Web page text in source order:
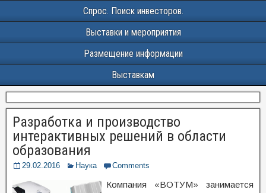
Спрос. Поиск инвесторов.
Выставки и мероприятия
Размещение информации
Выставкам
Разработка и производство
интерактивных решений в области
образования
29.02.2016 Наука Comments
Компания «ВОТУМ» занимается